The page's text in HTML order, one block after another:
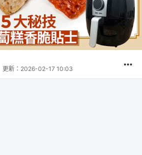
更新： 2026-02-17 10:03